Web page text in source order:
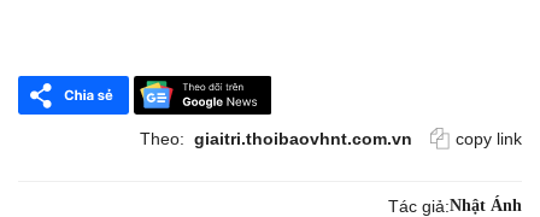
Theo: giaitri.thoibaovhnt.com.vn copy link
Tác giả:Nhật Ánh